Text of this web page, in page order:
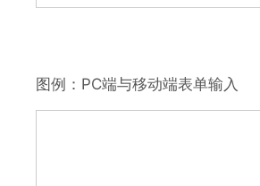
图例：PC端与移动端表单输入